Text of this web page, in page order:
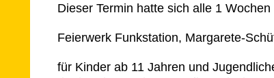
Dieser Termin hatte sich alle 1
Feierwerk Funkstation, Margarete-
für Kinder ab 11 Jahren und